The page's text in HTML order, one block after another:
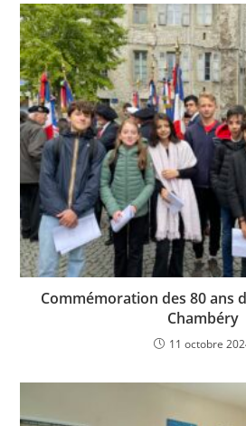
Commémoration des 80 ans
Chambéry
11 octobre